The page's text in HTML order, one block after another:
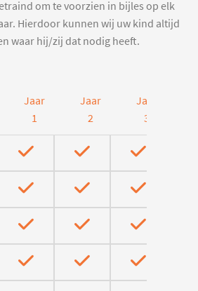
om te voorzien in bijles op elk
Hierdoor kunnen wij uw kind altijd
waar hij/zij dat nodig heeft.
Jaar
1
Jaar
2
Jaar
3